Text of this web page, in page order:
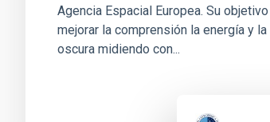
Agencia Espacial Europea. Su
mejorar la comprensión la energía y
oscura midiendo con...